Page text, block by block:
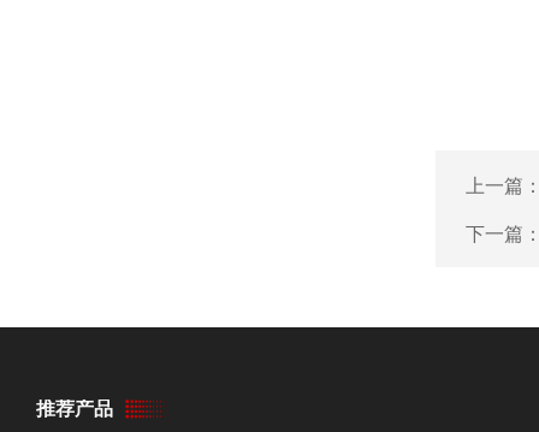
上一篇
下一篇
推荐产品